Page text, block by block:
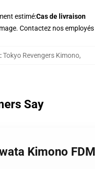
estimé:Cas de livraison
Contactez nos
:Tokyo Revengers Kimono,
Say
Kimono